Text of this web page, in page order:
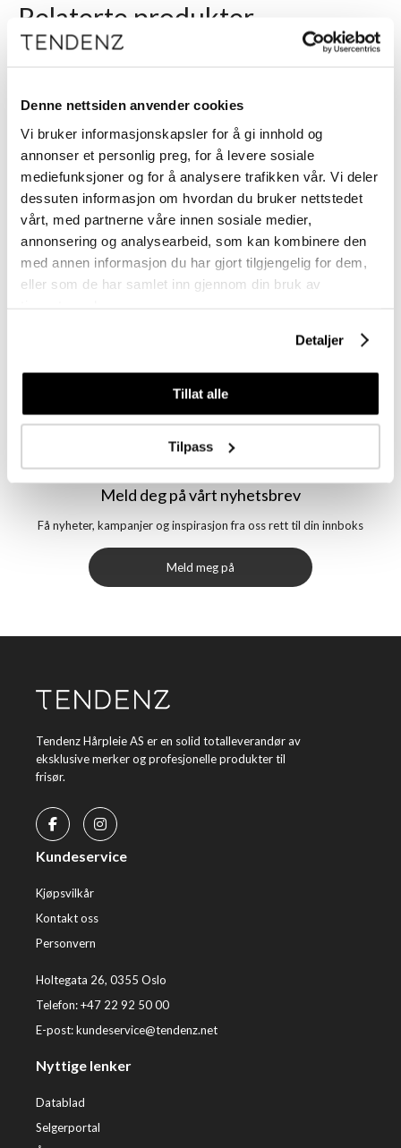
Denne nettsiden anvender cookies
Vi bruker informasjonskapsler for å gi innhold og
annonser et personlig preg, for å levere sosiale
mediefunksjoner og for å analysere trafikken vår. Vi deler
dessuten informasjon om hvordan du bruker nettstedet
vårt, med partnerne våre innen sosiale medier,
annonsering og analysearbeid, som kan kombinere den
med annen informasjon du har gjort tilgjengelig for dem,
eller som de har samlet inn gjennom din bruk av
Detaljer
Tillat alle
Tilpass
Relaterte produkter
Framar
Framar Nitril Hansker
Medium Grønn
Framar
Framar Foliedispenser
Fold Freak
Meld deg på vårt nyhetsbrev
Få nyheter, kampanjer og inspirasjon fra oss rett til din innboks
Meld meg på
Tendenz Hårpleie AS er en solid totalleverandør av
eksklusive merker og profesjonelle produkter til
frisør.
Kundeservice
Kjøpsvilkår
Kontakt oss
Personvern
Holtegata 26, 0355 Oslo
Telefon: +47 22 92 50 00
E-post:kundeservice@tendenz.net
Nyttige lenker
Datablad
Selgerportal